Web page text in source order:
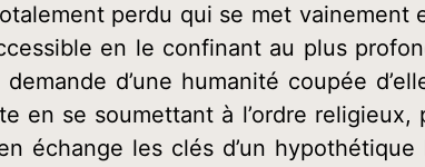
perdu qui se met vainement
en le confinant au plus
d’une humanité coupée
en se soumettant à l’ordre religieux,
échange les clés d’un hypothétique